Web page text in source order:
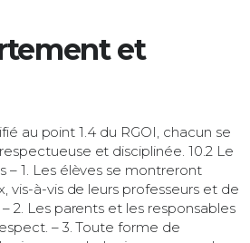
et
au point 1.4 du RGOI, chacun se
et disciplinée. 10.2 Le
– 1. Les élèves se montreront
vis-à-vis de leurs professeurs et de
2. Les parents et les responsables
– 3. Toute forme de